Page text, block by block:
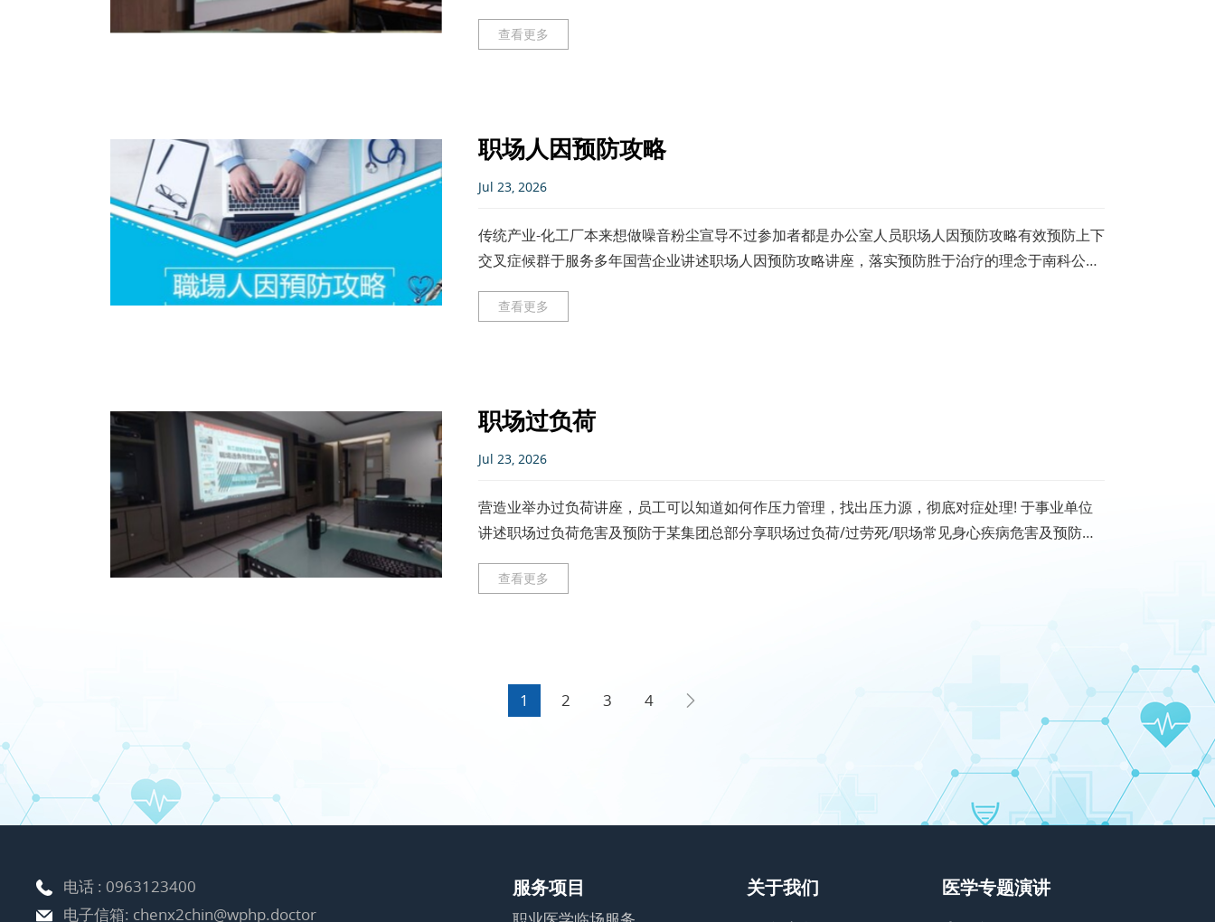
预防不法侵害。 于线
查看更多
职场人因预防攻略
Jul 23, 2026
传统产业-化工厂本来想做噪音粉尘宣导不过参加者都是办公室人员职场人因预防攻略有效预防上下
交叉症候群于服务多年国营企业讲述职场人因预防攻略讲座，落实预防胜于治疗的理念于南科公司
讲授职场人因预防攻略之远离
查看更多
职场过负荷
Jul 23, 2026
营造业举办过负荷讲座，员工可以知道如何作压力管理，找出压力源，彻底对症处理! 于事业单位
讲述职场过负荷危害及预防于某集团总部分享职场过负荷/过劳死/职场常见身心疾病危害及预防，
现场+线上人员出席踊跃职
查看更多
1 2 3 4
服务项目 关于我们
医学专题演讲
电话 : 0963123400
电子信箱: chenx2chin@wphp.doctor